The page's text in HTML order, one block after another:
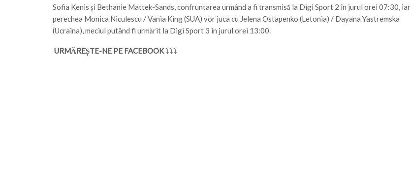
Sofia Kenis și Bethanie Mattek-Sands, confruntarea urmând a fi transmisă la Digi Sport 2 în jurul orei 07:30, iar
perechea Monica Niculescu / Vania King (SUA) vor juca cu Jelena Ostapenko (Letonia) / Dayana Yastremska
(Ucraina), meciul putând fi urmărit la Digi Sport 3 în jurul orei 13:00.
URMĂREȘTE-NE PE FACEBOOK⤵⤵⤵